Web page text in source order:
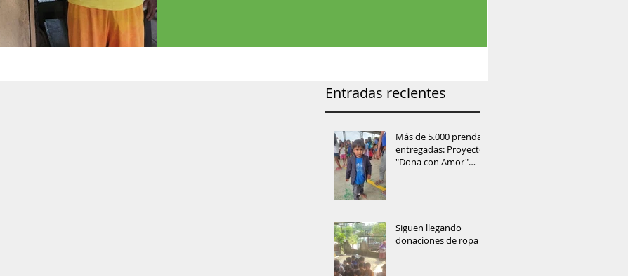
Entradas recientes
Más de 5.000 prendas
entregadas: Proyecto
"Dona con Amor"
Siguen llegando
donaciones de ropa